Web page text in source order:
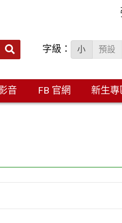
搜
字級： 小 預設
音 FB 官網 新生專